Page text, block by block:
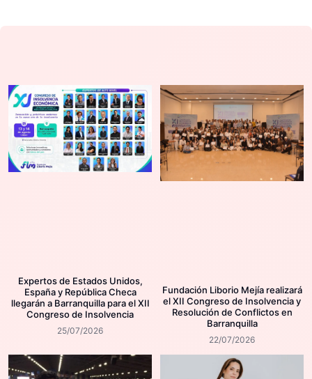
Expertos de Estados Unidos,
España y República Checa
llegarán a Barranquilla para el XII
Congreso de Insolvencia
25/07/2026
Fundación Liborio Mejía realizará
el XII Congreso de Insolvencia y
Resolución de Conflictos en
Barranquilla
22/07/2026